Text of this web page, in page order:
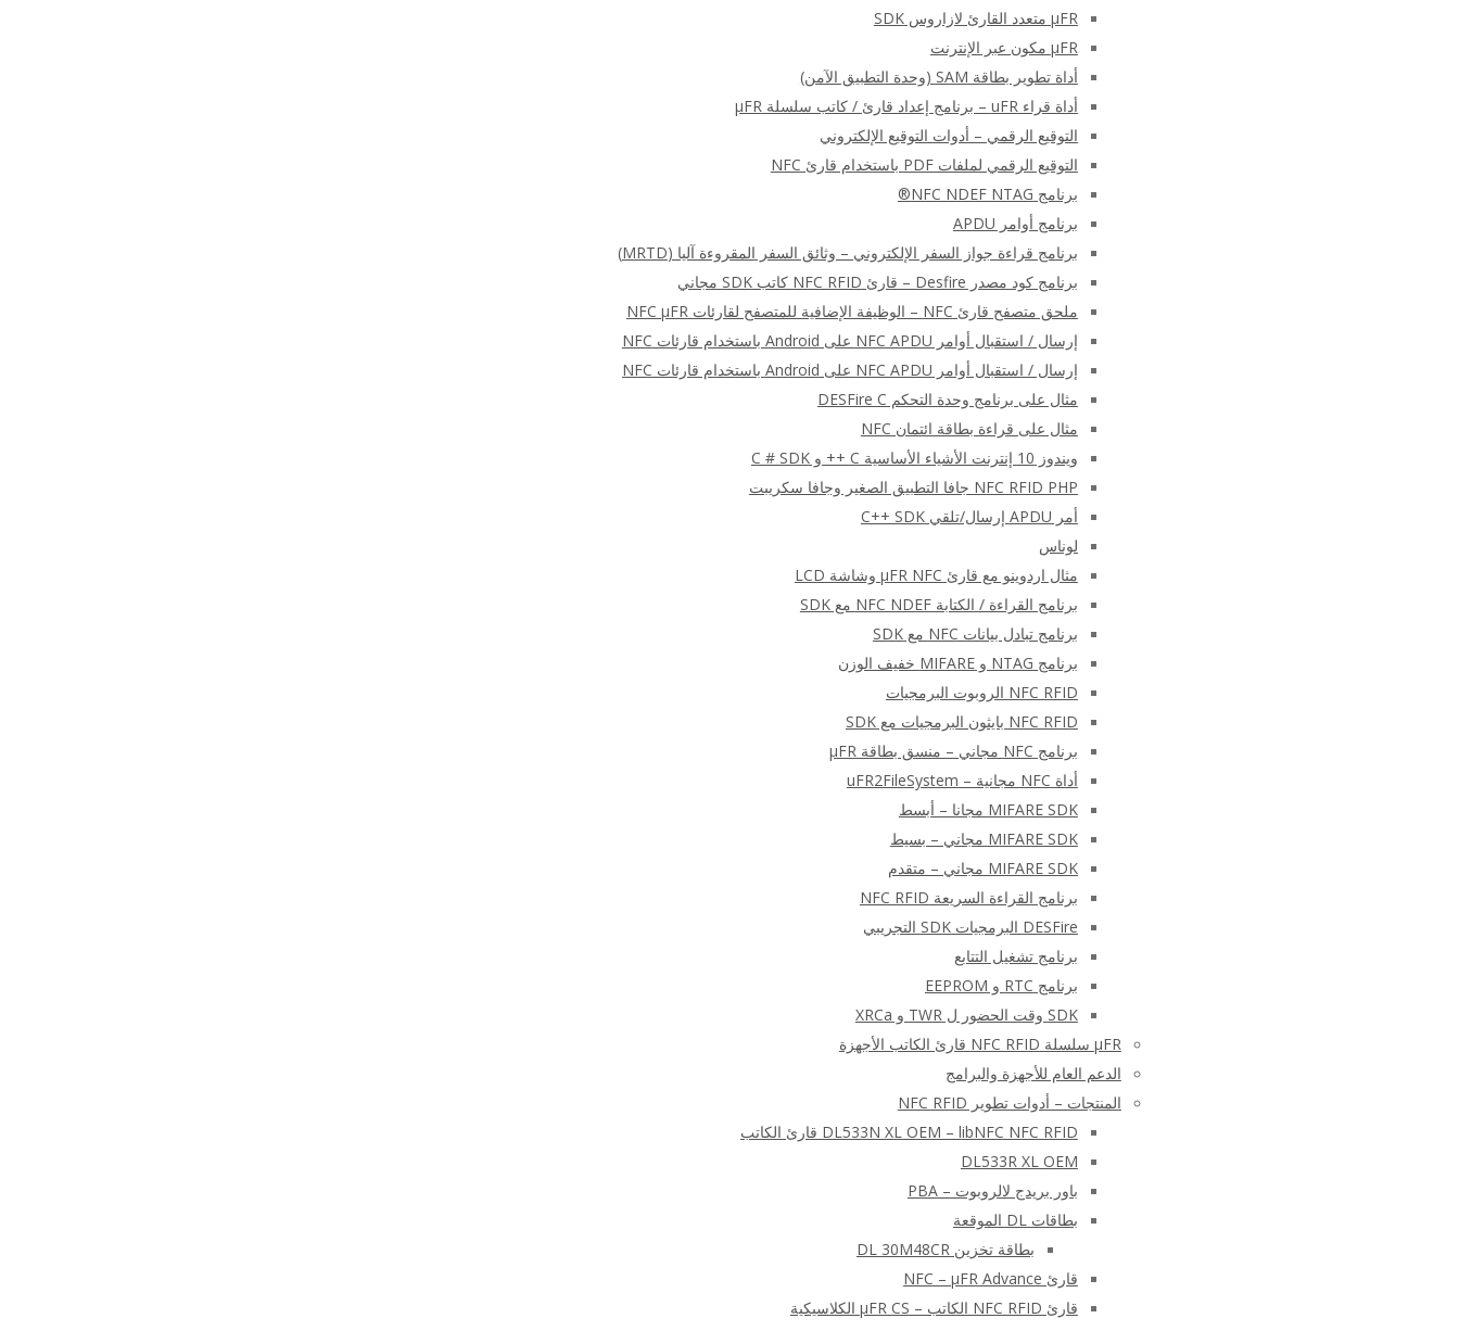
μFR متعدد القارئ لازاروس SDK
μFR مكون عبر الإنترنت
أداة تطوير بطاقة SAM (وحدة التطبيق الآمن)
أداة قراء uFR – برنامج إعداد قارئ / كاتب سلسلة μFR
التوقيع الرقمي – أدوات التوقيع الإلكتروني
التوقيع الرقمي لملفات PDF باستخدام قارئ NFC
برنامج NFC NDEF NTAG®
برنامج أوامر APDU
برنامج قراءة جواز السفر الإلكتروني – وثائق السفر المقروءة آليا (MRTD)
برنامج كود مصدر Desfire – قارئ NFC RFID كاتب SDK مجاني
ملحق متصفح قارئ NFC – الوظيفة الإضافية للمتصفح لقارئات NFC μFR
إرسال / استقبال أوامر NFC APDU على Android باستخدام قارئات NFC
إرسال / استقبال أوامر NFC APDU على Android باستخدام قارئات NFC
مثال على برنامج وحدة التحكم DESFire C
مثال على قراءة بطاقة ائتمان NFC
ويندوز 10 إنترنت الأشياء الأساسية C ++ و C # SDK
NFC RFID PHP جافا التطبيق الصغير وجافا سكريبت
أمر APDU إرسال/تلقي C++ SDK
لوناس
مثال اردوينو مع قارئ μFR NFC وشاشة LCD
برنامج القراءة / الكتابة NFC NDEF مع SDK
برنامج تبادل بيانات NFC مع SDK
برنامج NTAG و MIFARE خفيف الوزن
NFC RFID الروبوت البرمجيات
NFC RFID بايثون البرمجيات مع SDK
برنامج NFC مجاني – منسق بطاقة μFR
أداة NFC مجانية – uFR2FileSystem
MIFARE SDK مجانا – أبسط
MIFARE SDK مجاني – بسيط
MIFARE SDK مجاني – متقدم
برنامج القراءة السريعة NFC RFID
DESFire البرمجيات SDK التجريبي
برنامج تشغيل التتابع
برنامج RTC و EEPROM
SDK وقت الحضور ل TWR و XRCa
μFR سلسلة NFC RFID قارئ الكاتب الأجهزة
الدعم العام للأجهزة والبرامج
المنتجات – أدوات تطوير NFC RFID
DL533N XL OEM – libNFC NFC RFID قارئ الكاتب
DL533R XL OEM
باور بريدج لالروبوت – PBA
بطاقات DL الموقعة
بطاقة تخزين DL 30M48CR
قارئ NFC – μFR Advance
قارئ NFC RFID الكاتب – μFR CS الكلاسيكية